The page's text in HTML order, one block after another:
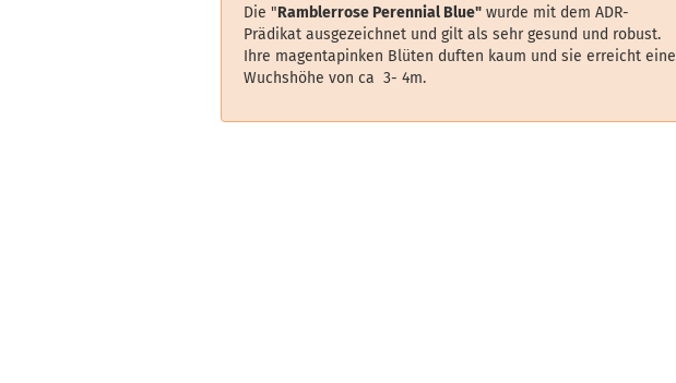
Die "Ramblerrose Perennial Blue" wurde mit dem ADR-
Prädikat ausgezeichnet und gilt als sehr gesund und robust.
Ihre magentapinken Blüten duften kaum und sie erreicht eine
Wuchshöhe von ca 3- 4m.